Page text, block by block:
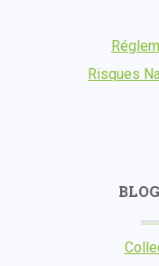
Risques